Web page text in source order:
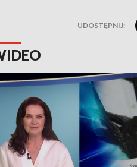
UDOSTĘPNIJ: